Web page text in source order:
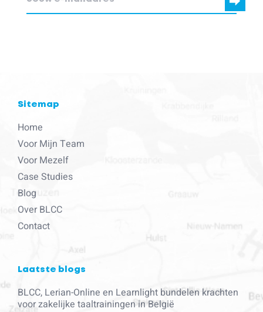
Sitemap
Home
Voor Mijn Team
Voor Mezelf
Case Studies
Blog
Over BLCC
Contact
Laatste blogs
BLCC, Lerian-Online en Learnlight bundelen krachten
voor zakelijke taaltrainingen in België